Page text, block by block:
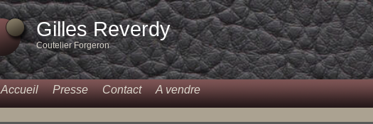
Gilles Reverdy
Coutelier Forgeron
Accueil Presse Contact A vendre